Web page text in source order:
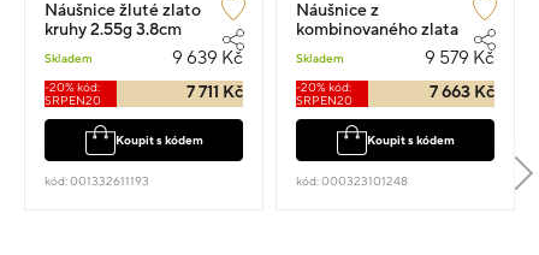
Náušnice žluté zlato
kruhy 2.55g 3.8cm
Skladem 9 639 Kč
-20% kód:
SRPEN20
7 711 Kč
Koupit s kódem
kód: 001332611193
Náušnice z
kombinovaného zlata
kruhy 2.00cm 2.1g
Skladem 9 579 Kč
-20% kód:
SRPEN20
7 663 Kč
Koupit s kódem
kód: 000323101248